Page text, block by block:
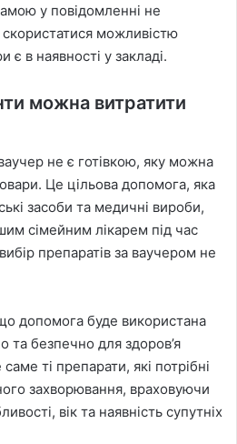
у повідомленні не
можливістю
є в наявності у закладі.
можна витратити
не є готівкою, яку можна
Це цільова допомога, яка
засоби та медичні вироби,
сімейним лікарем під час
препаратів за ваучером не
допомога буде використана
та безпечно для здоров’я
ті препарати, які потрібні
захворювання, враховуючи
вік та наявність супутніх